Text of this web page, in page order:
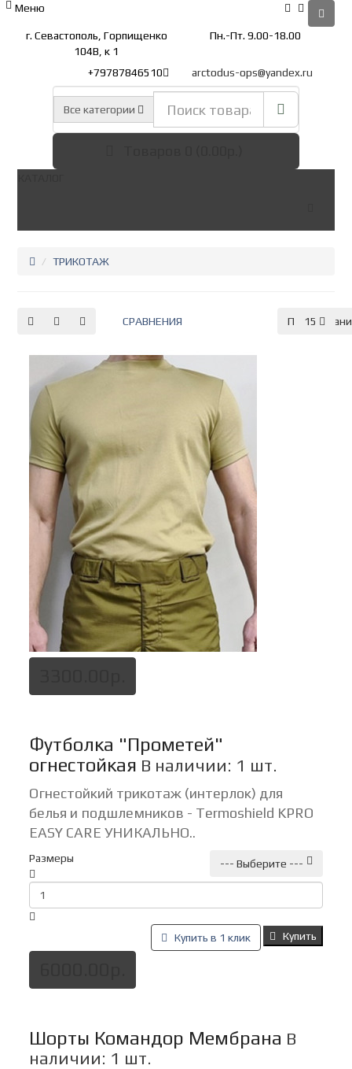
Меню
г. Севастополь, Горпищенко
104В, к 1
Пн.-Пт. 9.00-18.00
+79787846510 arctodus-ops@yandex.ru
Все категории
ТРИКОТАЖ
СРАВНЕНИЯ 15
По
Футболка "Прометей"
огнестойкая В наличии: 1 шт.
Огнестойкий трикотаж (интерлок) для
белья и подшлемников - Termoshield KPRO
EASY CARE УНИКАЛЬНО..
Размеры --- Выберите ---
Купить в 1 клик Купить
Шорты Командор Мембрана В
наличии: 1 шт.